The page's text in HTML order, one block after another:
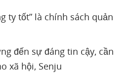
ty tốt” là chính sách quản
đến sự đáng tin cậy, cần
xã hội, Senju